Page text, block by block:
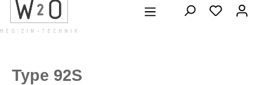
springen
Type 92S